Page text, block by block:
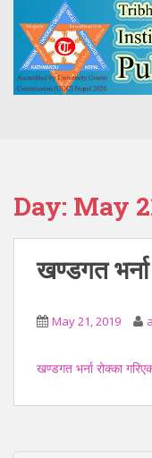
Day: May
खण्डगत भर्ना
May 21, 2019
खण्डगत भर्ना रोक्का